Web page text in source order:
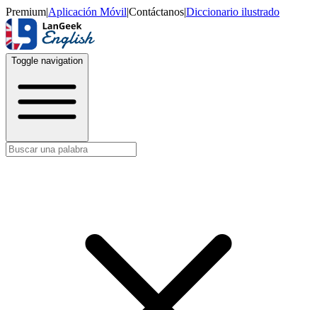
Premium|Aplicación Móvil|Contáctanos|Diccionario ilustrado
Toggle navigation